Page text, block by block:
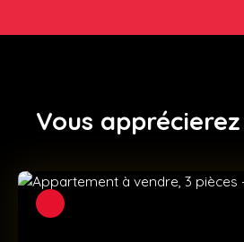
Vous apprécierez